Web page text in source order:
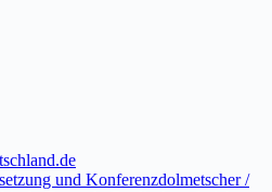
und Konferenzdolmetscher /